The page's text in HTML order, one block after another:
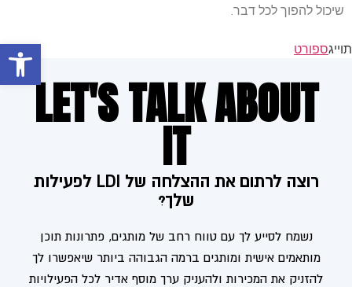
שיכול להפוך לכל דבר.
תוייגספורט
LET'S TALK ABOUT
IT
רוצה לרתום את ההצלחה של LDI לפעילות
שלך?
נשמח לסייע לך עם טווח רחב של מותגים,פתרונות תוכן
מותאמים אישית ומותגים ברמה הגבוהה ביותר שיאפשרו לך
להזניק את המכירות ולהעניק ערך מוסף אדיר לכל הפעילויות